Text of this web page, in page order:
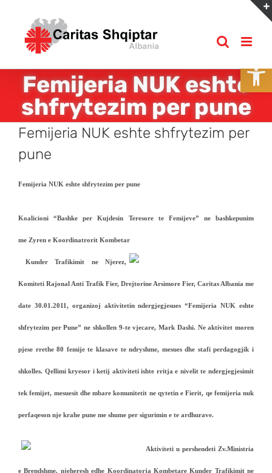
content
Femijeria NUK eshte
shfrytezim per pune
Femijeria NUK eshte shfrytezim per
pune
Femijeria NUK eshte shfrytezim per pune
Koalicioni “Bashke per Kujdesin Teresore te Femijeve” ne bashkepunim
me Zyren e Koordinatrorit Kombetar
Kunder Trafikimit ne Njerez,
Komiteti Rajonal Anti Trafik Fier, Drejtorine Arsimore Fier, Caritas Albania me
date 30.01.2011, organizoj aktivitetin ndergjegjesues “Femijeria NUK eshte
shfrytezim per Pune” ne shkollen 9-te vjecare, Mark Dashi. Ne aktivitet moren
pjese rrethe 80 femije te klasave te ndryshme, mesues dhe stafi perdagogjik i
shkolles. Qellimi kryesor i ketij aktiviteti ishte rritja e nivelit te ndergjegjesimit
tek femijet, mesuesit dhe mbare komunitetit ne qytetin e Fierit, qe femijeria nuk
perfaqeson nje krahe pune me shume per sigurimin e te ardhurave.
Aktiviteti u pershendeti Zv.Ministria
e Brendshme, njeheresh edhe Koordinatorja Kombetare Kunder Trafikimit ne